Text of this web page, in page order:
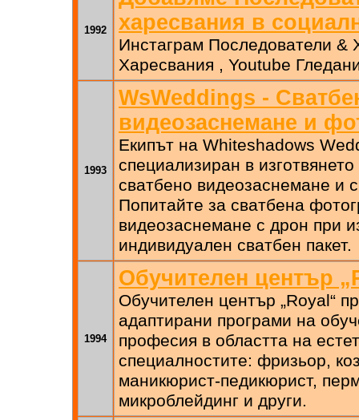
1992
харесвания в
Инстаграм Последователи &
Харесвания , Youtube
1993
WsWeddings -
видеозаснемане и
Екипът на Whiteshadows
специализиран в
сватбено видеозаснемане и
Попитайте за сватбена
видеозаснемане с дрон при
индивидуален сватбен пакет.
1994
Обучителен център
Обучителен център „Royal“
адаптирани програми на
професия в областта на
специалностите: фризьор,
маникюрист-педикюрист,
микроблейдинг и други.